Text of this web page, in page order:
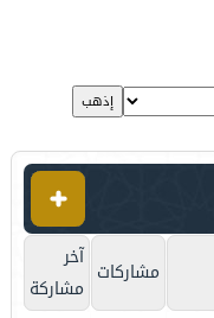
مشاركات آخر
مشاركة